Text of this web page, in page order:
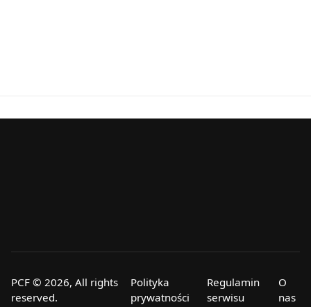
PCF © 2026, All rights
reserved.
Polityka
prywatności
Regulamin
serwisu
O
nas